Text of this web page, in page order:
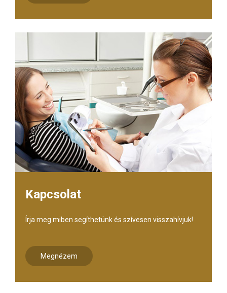
Kapcsolat
Írja meg miben segíthetünk és szívesen visszahívjuk!
Megnézem